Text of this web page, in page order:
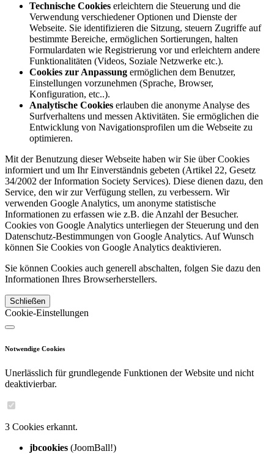
Technische Cookies erleichtern die Steuerung und die
Verwendung verschiedener Optionen und Dienste der
Webseite. Sie identifizieren die Sitzung, steuern Zugriffe auf
bestimmte Bereiche, ermöglichen Sortierungen, halten
Formulardaten wie Registrierung vor und erleichtern andere
Funktionalitäten (Videos, Soziale Netzwerke etc.).
Cookies zur Anpassung ermöglichen dem Benutzer,
Einstellungen vorzunehmen (Sprache, Browser,
Konfiguration, etc..).
Analytische Cookies erlauben die anonyme Analyse des
Surfverhaltens und messen Aktivitäten. Sie ermöglichen die
Entwicklung von Navigationsprofilen um die Webseite zu
optimieren.
Mit der Benutzung dieser Webseite haben wir Sie über Cookies
informiert und um Ihr Einverständnis gebeten (Artikel 22, Gesetz
34/2002 der Information Society Services). Diese dienen dazu, den
Service, den wir zur Verfügung stellen, zu verbessern. Wir
verwenden Google Analytics, um anonyme statistische
Informationen zu erfassen wie z.B. die Anzahl der Besucher.
Cookies von Google Analytics unterliegen der Steuerung und den
Datenschutz-Bestimmungen von Google Analytics. Auf Wunsch
können Sie Cookies von Google Analytics deaktivieren.
Sie können Cookies auch generell abschalten, folgen Sie dazu den
Informationen Ihres Browserherstellers.
Schließen
Cookie-Einstellungen
Notwendige Cookies
Unerlässlich für grundlegende Funktionen der Website und nicht
deaktivierbar.
3 Cookies erkannt.
jbcookies (JoomBall!)